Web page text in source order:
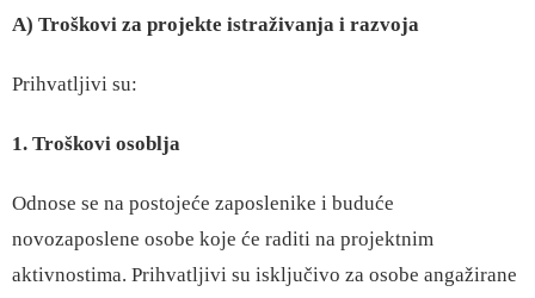
A) Troškovi za projekte istraživanja i razvoja
Prihvatljivi su:
1. Troškovi osoblja
Odnose se na postojeće zaposlenike i buduće
novozaposlene osobe koje će raditi na projektnim
aktivnostima. Prihvatljivi su isključivo za osobe angažirane